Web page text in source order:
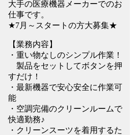
大手の医療機器メーカーでのお
仕事です。
★7月～スタートの方大募集★
【業務内容】
・重い物なしのシンプル作業！
製品をセットしてボタンを押
すだけ！
・最新機器で安心安全に作業可
能
・空調完備のクリーンルームで
快適勤務♪
・クリーンスーツを着用するた